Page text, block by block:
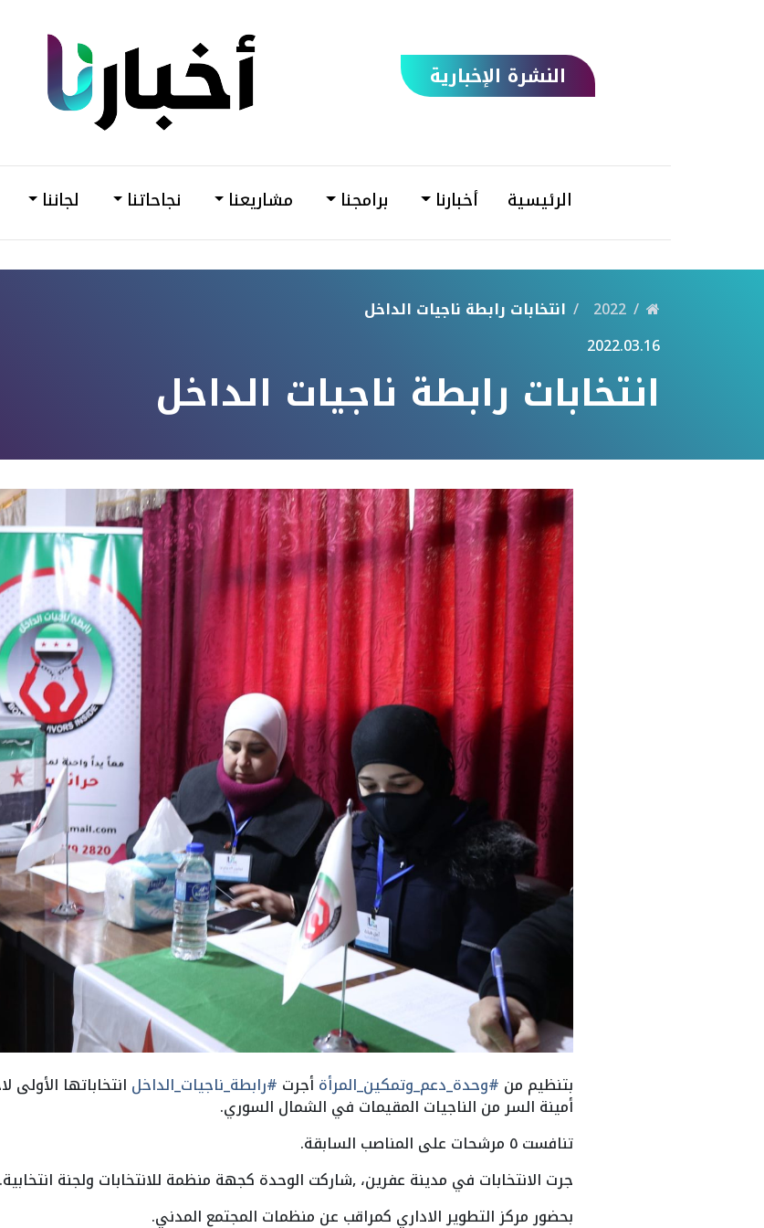
النشرة الإخبارية
–
وحدة
وتمكين
المرأة
الرئيسية أخبارنا برامجنا مشاريعنا نجاحاتنا لجاننا
2022
انتخابات رابطة ناجيات الداخل
2022.03.16
انتخابات رابطة ناجيات الداخل
بتنظيم من #وحدة_دعم_وتمكين_المرأة أجرت #رابطة_ناجيات_الداخل انتخاباتها الأولى
أمينة السر من الناجيات المقيمات في الشمال السوري.
تنافست ٥ مرشحات على المناصب السابقة.
جرت الانتخابات في مدينة عفرين، ,شاركت الوحدة كجهة منظمة للانتخابات ولجنة انتخابية.
بحضور مركز التطوير الاداري كمراقب عن منظمات المجتمع المدني.